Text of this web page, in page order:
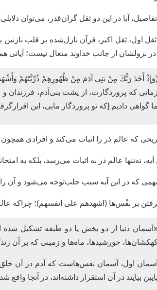
تفاصیل، آیا در این دو ثقل گران‌قدر، می‌توان
اول، ثقل اکبر، قرآن نازل‌شده بر قلب نازنین پیامبر
نزولشان از جانب خداوند متعال نیست؛ آیاتی
أَخَذَ رَبُّكَ مِنْ بَنِي آدَمَ مِنْ ظُهُورِهِمْ ذُرِّيَّتَهُمْ
زمانى كه پروردگارت، از پشت بنى‌آدم، فرزندان
ما گواهى داديم [كه تو پروردگار مايى، اين
که عالم ذر را اثبات می‌کند و افرادی
آیه، نه‌تنها عالم ذر به اثبات می‌رسد، بلکه به
که در این آیه سبب جلب‌توجه می‌شود و آن
بر نفْس‌ها (اشهدهم علی انفسهم)؛ چراکه
دنیا از دو بخش یا دو طبقه تشکیل
خورشیدها، ماه‌ها و زمینی که بر آن
آسمان اول، آسمان نفس‌هاست که آدم در آن
پایین بیایند در آن استقرار داشته‌اند، در آنجا